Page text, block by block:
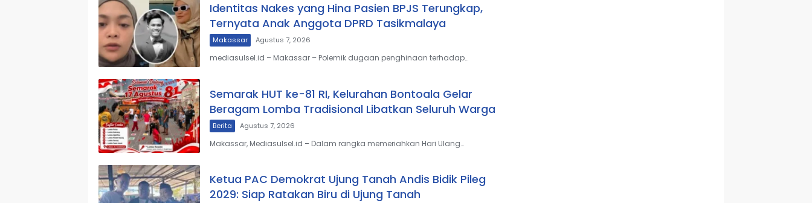
Identitas Nakes yang Hina Pasien BPJS Terungkap,
Ternyata Anak Anggota DPRD Tasikmalaya
Makassar Agustus 7, 2026
mediasulsel.id – Makassar – Polemik dugaan penghinaan terhadap…
Semarak HUT ke-81 RI, Kelurahan Bontoala Gelar
Beragam Lomba Tradisional Libatkan Seluruh Warga
Berita Agustus 7, 2026
Makassar, Mediasulsel.id – Dalam rangka memeriahkan Hari Ulang…
Ketua PAC Demokrat Ujung Tanah Andis Bidik Pileg
2029: Siap Ratakan Biru di Ujung Tanah